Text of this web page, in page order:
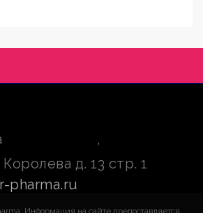
,
д. 13 стр. 1
pharma.ru
Информация на сайте предоставляется